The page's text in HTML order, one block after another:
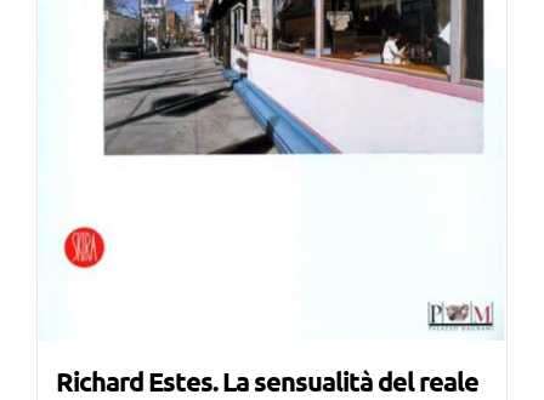
Richard Estes. La sensualità del reale